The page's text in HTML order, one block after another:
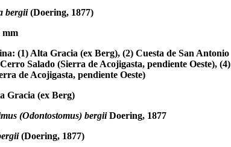
bergii(Doering, 1877)
mm
(1) Alta Gracia (ex Berg), (2) Cuesta de San Antonio
Salado (Sierra de Acojigasta, pendiente Oeste), (4)
de Acojigasta, pendiente Oeste)
Gracia (ex Berg)
(Odontostomus) bergiiDoering, 1877
(Doering, 1877)